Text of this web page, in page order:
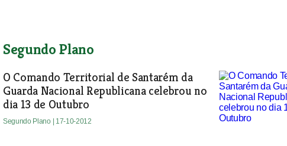
Segundo Plano
O Comando Territorial de Santarém da
Guarda Nacional Republicana celebrou no
dia 13 de Outubro
Segundo Plano | 17-10-2012